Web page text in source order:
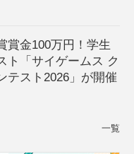
賞金100万円！学生
ト「サイゲームス ク
テスト2026」が開催
一覧